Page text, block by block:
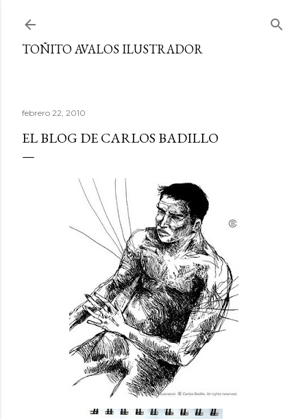
TOÑITO AVALOS ILUSTRADOR
febrero 22, 2010
EL BLOG DE CARLOS BADILLO